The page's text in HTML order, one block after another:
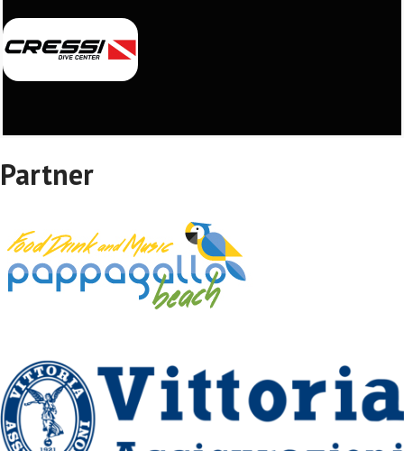
Partner